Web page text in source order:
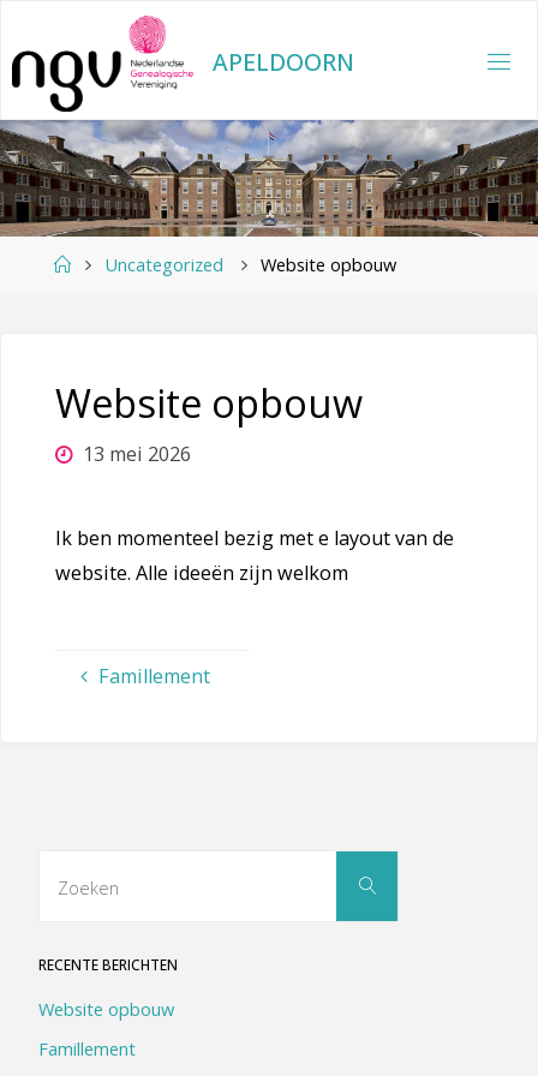
naar
de
inhoud
APELDOORN
HomeUncategorized Website opbouw
Website opbouw
13 mei 2026
Ik ben momenteel bezig met e layout van de
website. Alle ideeën zijn welkom
Famillement
Zoeken
RECENTE BERICHTEN
Website opbouw
Famillement